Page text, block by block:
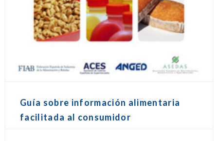
Guía sobre información alimentaria
facilitada al consumidor